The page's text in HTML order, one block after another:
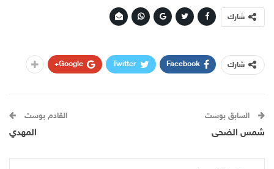
شارك
شارك Facebook
Twitter
Google+
السابق بوست
شمس الضحى
القادم بوست
المهدي